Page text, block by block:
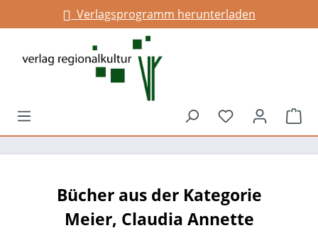
springenVerlagsprogramm herunterladen
Du hast 0
Bücher aus der Kategorie
Meier, Claudia Annette